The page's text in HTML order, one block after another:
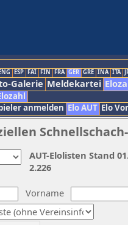
ESP FAI FIN FRA GER GRE INA ITA
Galerie Meldekartei
anmelden Elo AUT Elo
Vorname
AUT-Elolisten Stand
2.226